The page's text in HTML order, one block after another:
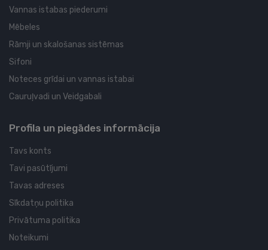
Vannas istabas piederumi
Mēbeles
Rāmji un skalošanas sistēmas
Sifoni
Noteces grīdai un vannas istabai
Cauruļvadi un Veidgabali
Profila un piegādes informācija
Tavs konts
Tavi pasūtījumi
Tavas adreses
Sīkdatņu politika
Privātuma politika
Noteikumi